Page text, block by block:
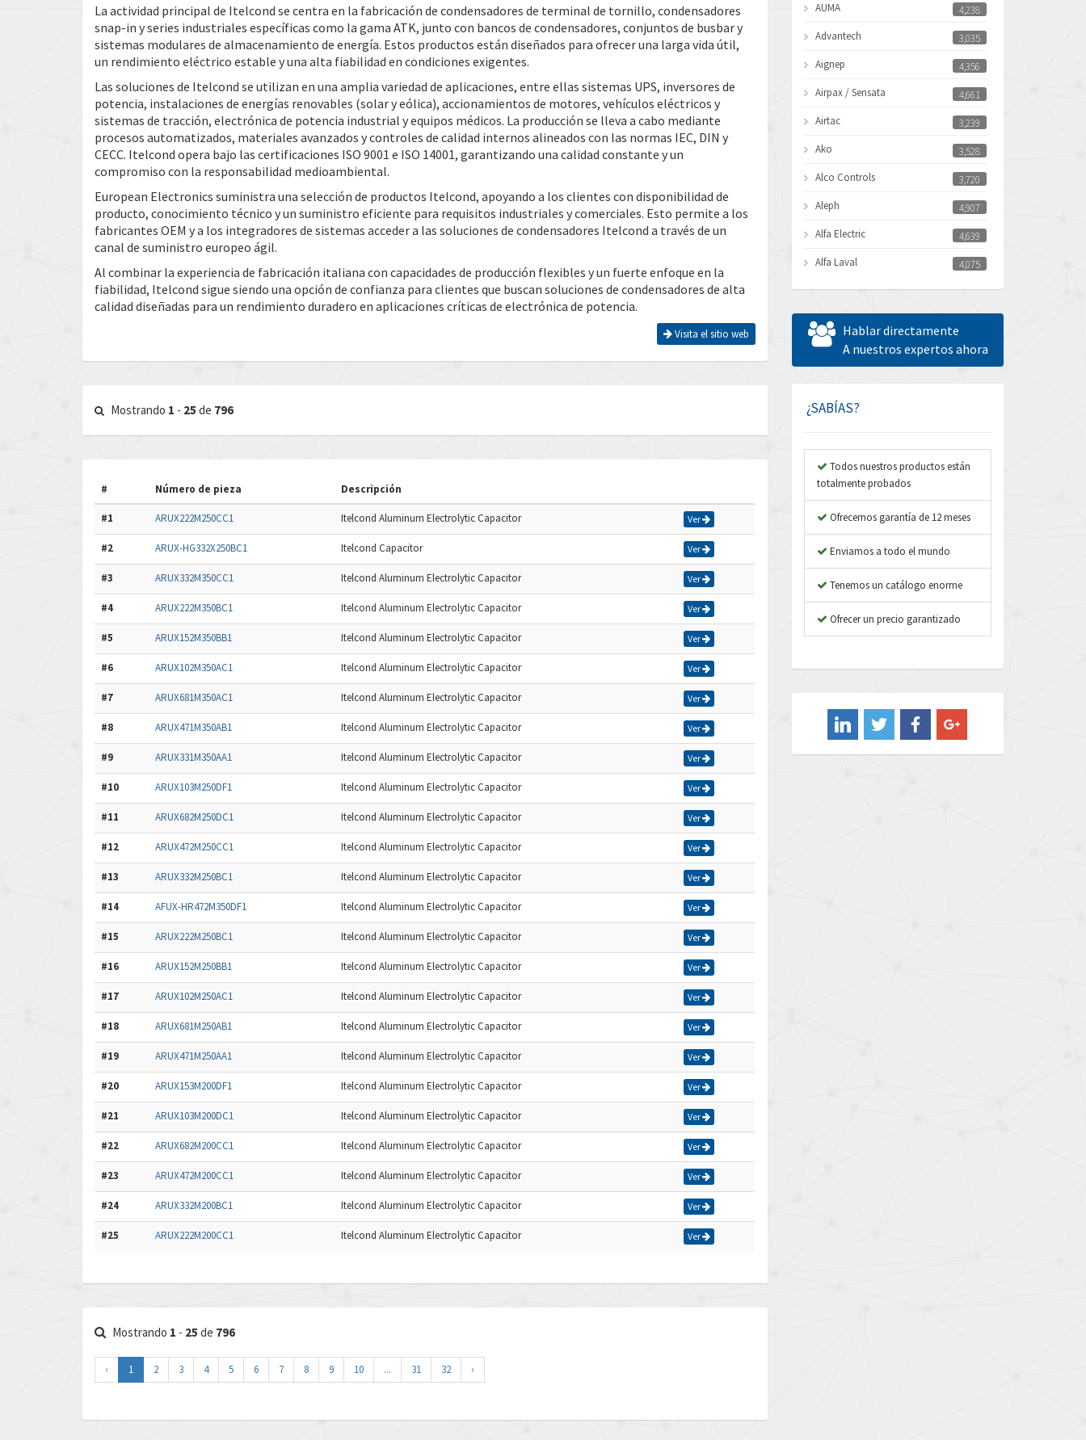
La actividad principal de Itelcond se centra en la fabricación de condensadores de terminal de tornillo, condensadores
snap-in y series industriales específicas como la gama ATK, junto con bancos de condensadores, conjuntos de busbar y
sistemas modulares de almacenamiento de energía. Estos productos están diseñados para ofrecer una larga vida útil,
un rendimiento eléctrico estable y una alta fiabilidad en condiciones exigentes.
Las soluciones de Itelcond se utilizan en una amplia variedad de aplicaciones, entre ellas sistemas UPS, inversores de
potencia, instalaciones de energías renovables (solar y eólica), accionamientos de motores, vehículos eléctricos y
sistemas de tracción, electrónica de potencia industrial y equipos médicos. La producción se lleva a cabo mediante
procesos automatizados, materiales avanzados y controles de calidad internos alineados con las normas IEC, DIN y
CECC. Itelcond opera bajo las certificaciones ISO 9001 e ISO 14001, garantizando una calidad constante y un
compromiso con la responsabilidad medioambiental.
European Electronics suministra una selección de productos Itelcond, apoyando a los clientes con disponibilidad de
producto, conocimiento técnico y un suministro eficiente para requisitos industriales y comerciales. Esto permite a los
fabricantes OEM y a los integradores de sistemas acceder a las soluciones de condensadores Itelcond a través de un
canal de suministro europeo ágil.
Al combinar la experiencia de fabricación italiana con capacidades de producción flexibles y un fuerte enfoque en la
fiabilidad, Itelcond sigue siendo una opción de confianza para clientes que buscan soluciones de condensadores de alta
calidad diseñadas para un rendimiento duradero en aplicaciones críticas de electrónica de potencia.
Visita el sitio web
Mostrando 1 - 25 de 796
# Número de pieza Descripción
#1 ARUX222M250CC1 Itelcond Aluminum Electrolytic Capacitor Ver
#2 ARUX-HG332X250BC1 Itelcond Capacitor Ver
#3 ARUX332M350CC1 Itelcond Aluminum Electrolytic Capacitor Ver
#4 ARUX222M350BC1 Itelcond Aluminum Electrolytic Capacitor Ver
#5 ARUX152M350BB1 Itelcond Aluminum Electrolytic Capacitor Ver
#6 ARUX102M350AC1 Itelcond Aluminum Electrolytic Capacitor Ver
#7 ARUX681M350AC1 Itelcond Aluminum Electrolytic Capacitor Ver
#8 ARUX471M350AB1 Itelcond Aluminum Electrolytic Capacitor Ver
#9 ARUX331M350AA1 Itelcond Aluminum Electrolytic Capacitor Ver
#10 ARUX103M250DF1 Itelcond Aluminum Electrolytic Capacitor Ver
#11 ARUX682M250DC1 Itelcond Aluminum Electrolytic Capacitor Ver
#12 ARUX472M250CC1 Itelcond Aluminum Electrolytic Capacitor Ver
#13 ARUX332M250BC1 Itelcond Aluminum Electrolytic Capacitor Ver
#14 AFUX-HR472M350DF1 Itelcond Aluminum Electrolytic Capacitor Ver
#15 ARUX222M250BC1 Itelcond Aluminum Electrolytic Capacitor Ver
#16 ARUX152M250BB1 Itelcond Aluminum Electrolytic Capacitor Ver
#17 ARUX102M250AC1 Itelcond Aluminum Electrolytic Capacitor Ver
#18 ARUX681M250AB1 Itelcond Aluminum Electrolytic Capacitor Ver
#19 ARUX471M250AA1 Itelcond Aluminum Electrolytic Capacitor Ver
#20 ARUX153M200DF1 Itelcond Aluminum Electrolytic Capacitor Ver
#21 ARUX103M200DC1 Itelcond Aluminum Electrolytic Capacitor Ver
#22 ARUX682M200CC1 Itelcond Aluminum Electrolytic Capacitor Ver
#23 ARUX472M200CC1 Itelcond Aluminum Electrolytic Capacitor Ver
#24 ARUX332M200BC1 Itelcond Aluminum Electrolytic Capacitor Ver
#25 ARUX222M200CC1 Itelcond Aluminum Electrolytic Capacitor Ver
Mostrando 1 - 25 de 796
‹ 1 2 3 4 5 6 7 8 9 10 ... 31 32 ›
AUMA
4,238
Advantech
3,035
Aignep
4,356
Airpax / Sensata
4,661
Airtac
3,239
Ako
3,528
Alco Controls
3,720
Aleph
4,907
Alfa Electric
4,639
Alfa Laval
4,075
Allen Bradley
3,050
Allen West
Amperite
4,186
Amplicon Liveline
Apex Dynamics
3,727
Asco Numatics
Atos
3,816
Autonics
Aventics
B&R
4,492
Banner
Barber Colman
Hablar directamente
A nuestros expertos ahora
¿SABÍAS?
Todos nuestros productos están
totalmente probados
Ofrecemos garantía de 12 meses
Enviamos a todo el mundo
Tenemos un catálogo enorme
Ofrecer un precio garantizado